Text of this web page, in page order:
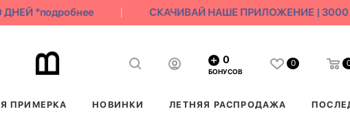
*подробнее СКАЧИВАЙ НАШЕ ПРИЛОЖЕНИЕ | 3000
0
БОНУСОВ
0
ПРИМЕРКА НОВИНКИ ЛЕТНЯЯ РАСПРОДАЖА